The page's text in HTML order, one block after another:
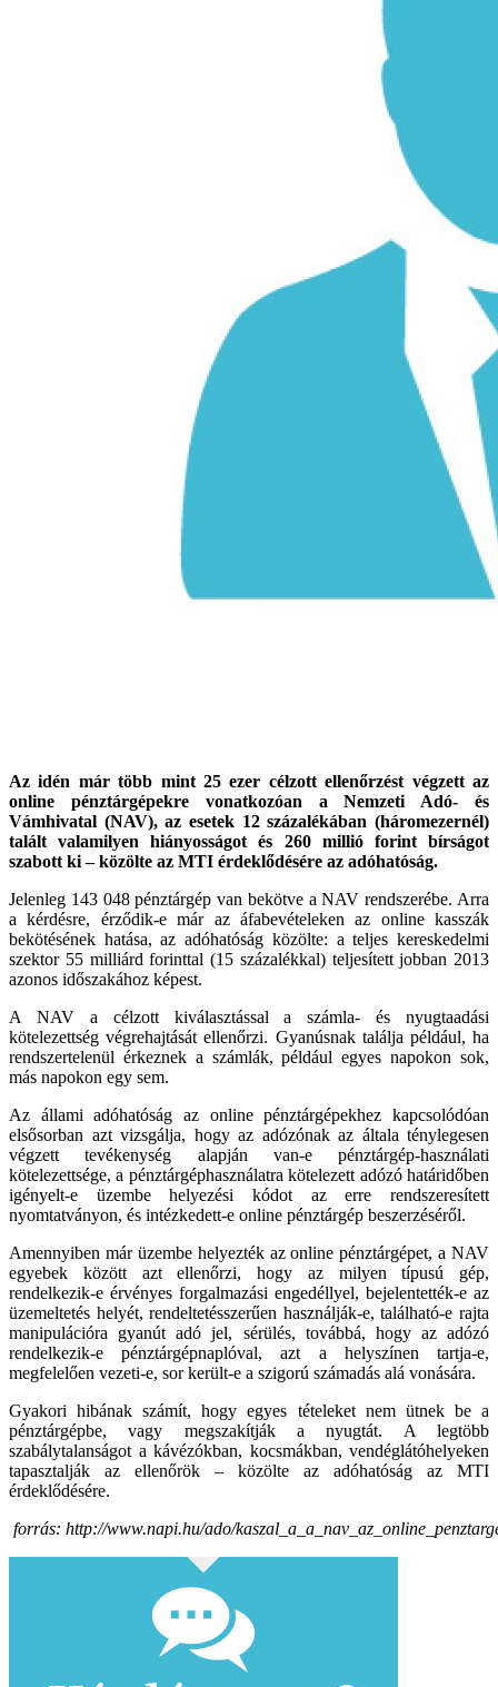
Az idén már több mint 25 ezer célzott ellenőrzést végzett az
online pénztárgépekre vonatkozóan a Nemzeti Adó- és
Vámhivatal (NAV), az esetek 12 százalékában (háromezernél)
talált valamilyen hiányosságot és 260 millió forint bírságot
szabott ki – közölte az MTI érdeklődésére az adóhatóság.
Jelenleg 143 048 pénztárgép van bekötve a NAV rendszerébe. Arra
a kérdésre, érződik-e már az áfabevételeken az online kasszák
bekötésének hatása, az adóhatóság közölte: a teljes kereskedelmi
szektor 55 milliárd forinttal (15 százalékkal) teljesített jobban 2013
azonos időszakához képest.
A NAV a célzott kiválasztással a számla- és nyugtaadási
kötelezettség végrehajtását ellenőrzi. Gyanúsnak találja például, ha
rendszertelenül érkeznek a számlák, például egyes napokon sok,
más napokon egy sem.
Az állami adóhatóság az online pénztárgépekhez kapcsolódóan
elsősorban azt vizsgálja, hogy az adózónak az általa ténylegesen
végzett tevékenység alapján van-e pénztárgép-használati
kötelezettsége, a pénztárgéphasználatra kötelezett adózó határidőben
igényelt-e üzembe helyezési kódot az erre rendszeresített
nyomtatványon, és intézkedett-e online pénztárgép beszerzéséről.
Amennyiben már üzembe helyezték az online pénztárgépet, a NAV
egyebek között azt ellenőrzi, hogy az milyen típusú gép,
rendelkezik-e érvényes forgalmazási engedéllyel, bejelentették-e az
üzemeltetés helyét, rendeltetésszerűen használják-e, található-e rajta
manipulációra gyanút adó jel, sérülés, továbbá, hogy az adózó
rendelkezik-e pénztárgépnaplóval, azt a helyszínen tartja-e,
megfelelően vezeti-e, sor került-e a szigorú számadás alá vonására.
Gyakori hibának számít, hogy egyes tételeket nem ütnek be a
pénztárgépbe, vagy megszakítják a nyugtát. A legtöbb
szabálytalanságot a kávézókban, kocsmákban, vendéglátóhelyeken
tapasztalják az ellenőrök – közölte az adóhatóság az MTI
érdeklődésére.
forrás: http://www.napi.hu/ado/